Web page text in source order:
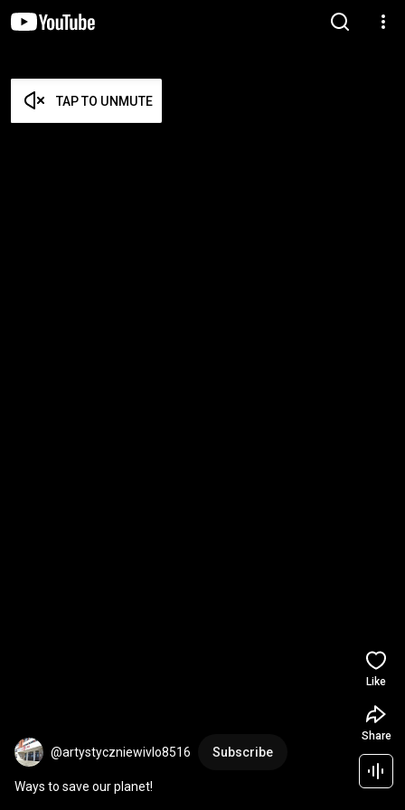
TAP TO UNMUTE
@artystyczniewivlo8516 Subscribe
Ways to save our planet!
Like
Share